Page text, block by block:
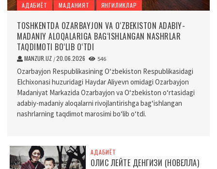
АДАБИЁТ МАДАНИЯТ ЯНГИЛИКЛАР
TOSHKENTDA OZARBAYJON VA O‘ZBEKISTON ADABIY-
MADANIY ALOQALARIGA BAG‘ISHLANGAN NASHRLAR
TAQDIMOTI BO‘LIB O‘TDI
MANZUR.UZ /20.06.2026 546
Ozarbayjon Respublikasining O‘zbekiston Respublikasidagi
Elchixonasi huzuridagi Haydar Aliyevn omidagi Ozarbayjon
Madaniyat Markazida Ozarbayjon va O‘zbekiston o‘rtasidagi
adabiy-madaniy aloqalarni rivojlantirishga bag‘ishlangan
nashrlarning taqdimot marosimi bo‘lib o‘tdi.
АДАБИЁТ
ОЛИС ЛЕЙТЕ ДЕНГИЗИ (НОВЕЛЛА)